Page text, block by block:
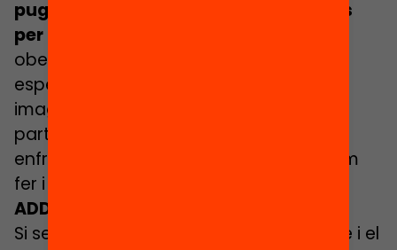
puguin trobar fórmules participatives
per al futur
oberta a la creativitat i sobretot que
esperoni a aprendre de l’experiència, a
imaginar com volem que sigui el món a
partir d’ara, a quins reptes cal que ens
enfrontem plegats, a decidir què podem
fer i com.
ADDENDA: I si seguim confinats, què?
Si seguim confinats… aquest és el dubte i el